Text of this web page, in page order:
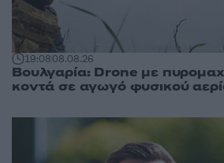
19:0808.08.26
Βουλγαρία: Drone με
κοντά σε αγωγό φυσικού